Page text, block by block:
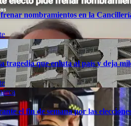
nombramientos en la
tragedia que enluta al país y deja
el fin de semana por las